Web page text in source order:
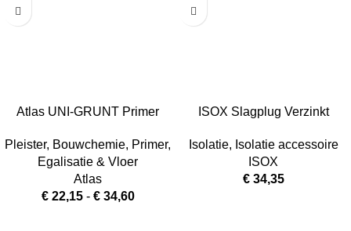
Atlas UNI-GRUNT Primer
hechting voor elke
ondergrond!
Pleister, Bouwchemie, Primer,
Egalisatie & Vloer
Atlas
€22,15 - €34,60
ISOX Slagplug Verzinkt
Isolatie, Isolatie accessoire
ISOX
€34,35